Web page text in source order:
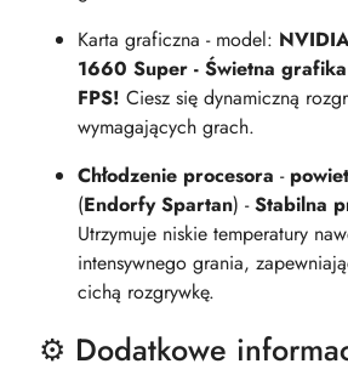
Karta graficzna - model:
1660 Super - Świetna
FPS! Ciesz się dynamiczną
wymagających grach.
Chłodzenie procesora -
(Endorfy Spartan) -Stabilna
Utrzymuje niskie temperatury
intensywnego grania,
cichą rozgrywkę.
⚙️ Dodatkowe